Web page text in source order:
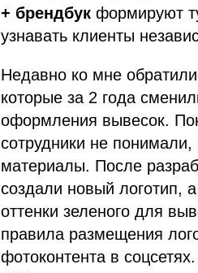
+ брендбук формируют
узнавать клиенты
Недавно ко мне
которые за 2 года
оформления вывесок.
сотрудники не
материалы. После
создали новый логотип,
оттенки зеленого для
правила размещения
фотоконтента в